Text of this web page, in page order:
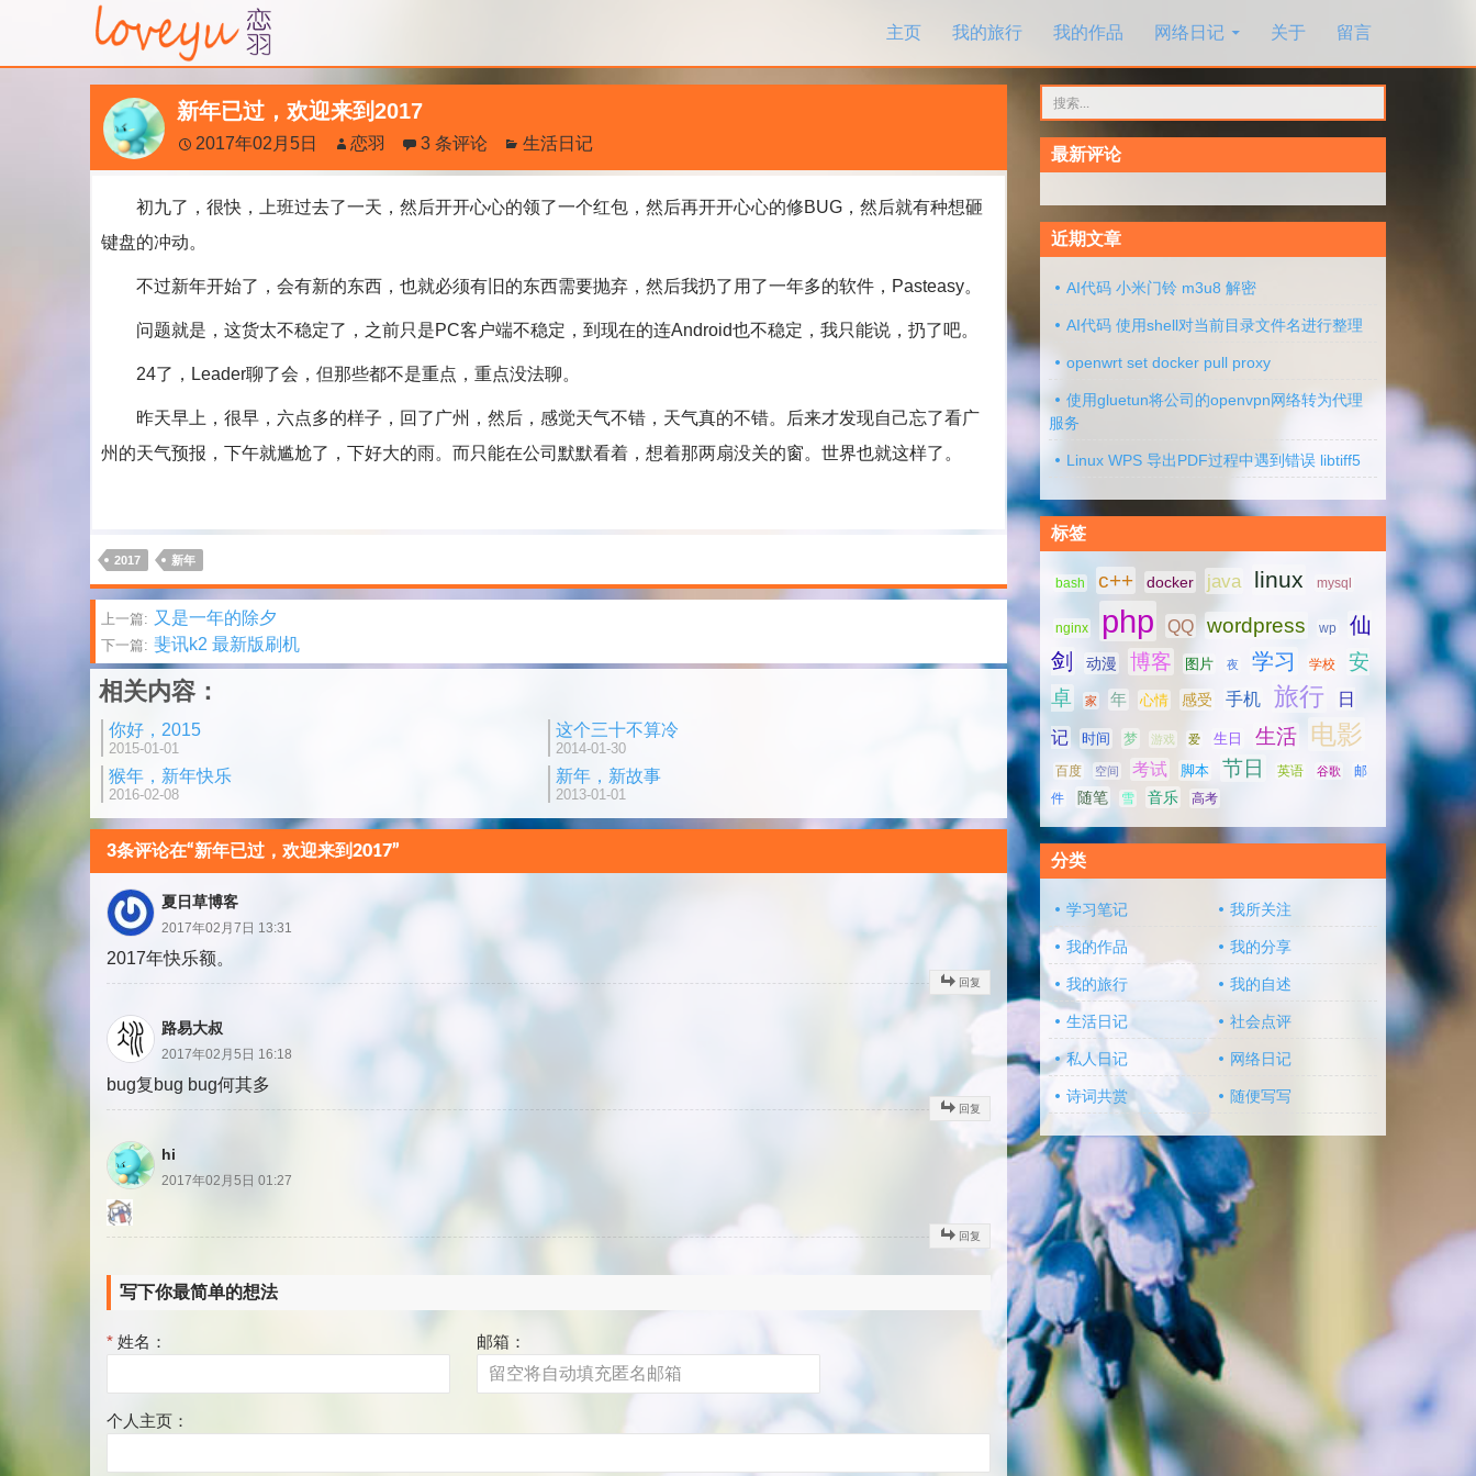
主页
我的旅行 我的作品 网络日记 关于 留言
新年已过，欢迎来到2017
2017年02月5日 恋羽 3 条评论 生活日记
初九了，很快，上班过去了一天，然后开开心心的领了一个红包，然后再开开心心的修BUG，然后就有种想砸
键盘的冲动。
不过新年开始了，会有新的东西，也就必须有旧的东西需要抛弃，然后我扔了用了一年多的软件，Pasteasy。
问题就是，这货太不稳定了，之前只是PC客户端不稳定，到现在的连Android也不稳定，我只能说，扔了吧。
24了，Leader聊了会，但那些都不是重点，重点没法聊。
昨天早上，很早，六点多的样子，回了广州，然后，感觉天气不错，天气真的不错。后来才发现自己忘了看广
州的天气预报，下午就尴尬了，下好大的雨。而只能在公司默默看着，想着那两扇没关的窗。世界也就这样了。
2017 新年
文
章
分
页
上一篇: 又是一年的除夕
下一篇: 斐讯k2 最新版刷机
相关内容：
你好，2015
2015-01-01
这个三十不算冷
2014-01-30
猴年，新年快乐
2016-02-08
新年，新故事
2013-01-01
3条评论在“新年已过，欢迎来到2017”
夏日草博客
2017年02月7日 13:31
2017年快乐额。
回复
路易大叔
2017年02月5日 16:18
bug复bug bug何其多
回复
hi
2017年02月5日 01:27
回复
写下你最简单的想法
* 姓名： 邮箱：
个人主页：
索：
最新评论
近期文章
AI代码 小米门铃 m3u8 解密
AI代码 使用shell对当前目录文件名进行整理
openwrt set docker pull proxy
使用gluetun将公司的openvpn网络转为代理
服务
Linux WPS 导出PDF过程中遇到错误 libtiff5
标签
bash c++ docker java linux mysql
nginx php QQ wordpress wp
仙
剑
动漫 博客 图片 夜 学习 学校
安
卓
家 年 心情 感受 手机 旅行 日
记 时间 梦 游戏 爱 生日 生活 电影
百度 空间 考试 脚本 节日 英语 谷歌 邮
件 随笔 雪 音乐 高考
分类
学习笔记 我所关注
我的作品 我的分享
我的旅行 我的自述
生活日记 社会点评
私人日记 网络日记
诗词共赏 随便写写